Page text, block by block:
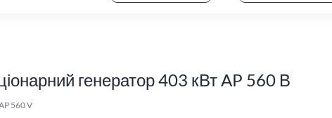
генератор 403 кВт AP 560 В
560 V